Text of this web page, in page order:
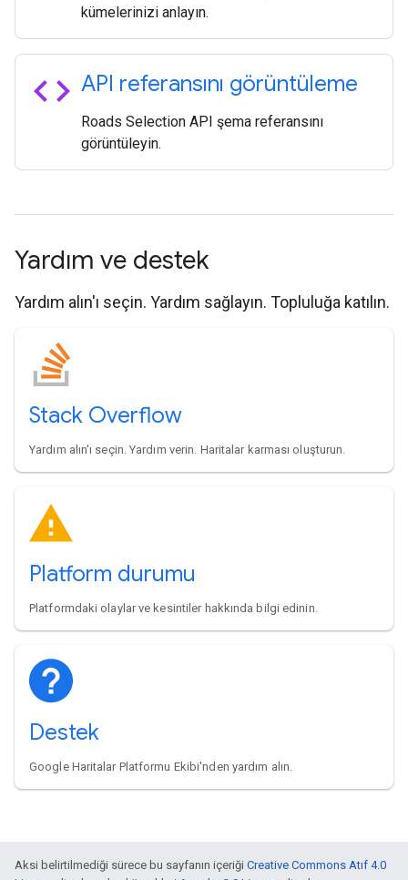
kümelerinizi anlayın.
code API referansını görüntüleme
Roads Selection API şema referansını
görüntüleyin.
Yardım ve destek
Yardım alın'ı seçin. Yardım sağlayın. Topluluğa katılın.
Stack Overflow
Yardım alın'ı seçin. Yardım verin. Haritalar karması oluşturun.
Platform durumu
Platformdaki olaylar ve kesintiler hakkında bilgi edinin.
Destek
Google Haritalar Platformu Ekibi'nden yardım alın.
Aksi belirtilmediği sürece bu sayfanın içeriği Creative Commons Atıf 4.0